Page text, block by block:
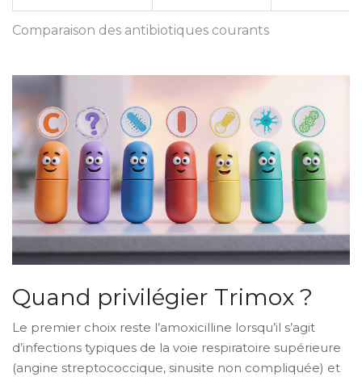
Comparaison des antibiotiques courants
Quand privilégier Trimox ?
Le premier choix reste l’amoxicilline lorsqu’il s’agit
d’infections typiques de la voie respiratoire supérieure
(angine streptococcique, sinusite non compliquée) et